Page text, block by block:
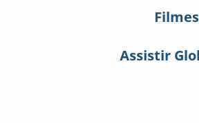
Assistir